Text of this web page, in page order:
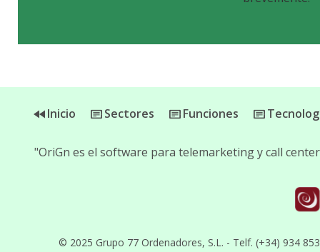
Inicio Sectores Funciones
© 2025 Grupo 77 Ordenadores, S.L. - Telf. (+34) 934
"OriGn es el software para telemarketing y call